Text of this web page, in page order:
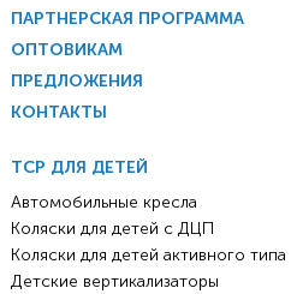
ПАРТНЕРСКАЯ ПРОГРАММА
ОПТОВИКАМ
ПРЕДЛОЖЕНИЯ
КОНТАКТЫ
ТСР ДЛЯ ДЕТЕЙ
Автомобильные кресла
Коляски для детей с ДЦП
Коляски для детей активного типа
Детские вертикализаторы